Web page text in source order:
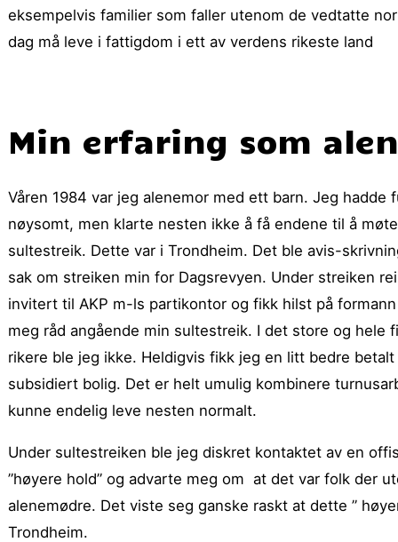
eksempelvis familier som faller utenom de vedtatte
dag må leve i fattigdom i ett av verdens rikeste land
Min erfaring som
Våren 1984 var jeg alenemor med ett barn. Jeg
nøysomt, men klarte nesten ikke å få endene til å
sultestreik. Dette var i Trondheim. Det ble avis-
sak om streiken min for Dagsrevyen. Under streiken
invitert til AKP m-ls partikontor og fikk hilst på
meg råd angående min sultestreik. I det store og
rikere ble jeg ikke. Heldigvis fikk jeg en litt bedre
subsidiert bolig. Det er helt umulig kombinere
kunne endelig leve nesten normalt.
Under sultestreiken ble jeg diskret kontaktet av en
”høyere hold” og advarte meg om at det var folk der
alenemødre. Det viste seg ganske raskt at dette ”
Trondheim.